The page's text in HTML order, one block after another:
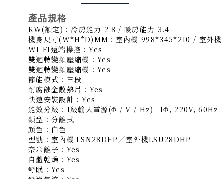
產品規格
KW(額定)：冷房能力 2.8 / 暖房能力 3.4
機身尺寸(W*H*D)MM：室內機 998*345*210 / 室外
WI-FI遠端操控：Yes
雙迴轉變頻壓縮機：Yes
雙迴轉變頻壓縮機：Yes
節能模式：三段
耐腐蝕金散熱片：Yes
快速安裝設計：Yes
能效分級：1級輸入電源(Φ / V / Hz)
1Φ, 220V, 60Hz
類型：分離式
顏色：白色
型號：室內機 LSN28DHP／室外機LSU28DHP
奈米離子：Yes
自體乾燥：Yes
舒眠：Yes